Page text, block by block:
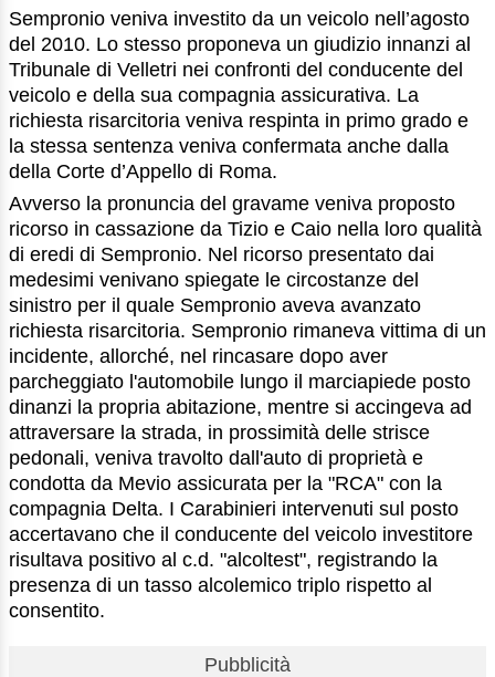
Sempronio veniva investito da un veicolo nell’agosto
del 2010. Lo stesso proponeva un giudizio innanzi al
Tribunale di Velletri nei confronti del conducente del
veicolo e della sua compagnia assicurativa. La
richiesta risarcitoria veniva respinta in primo grado e
la stessa sentenza veniva confermata anche dalla
della Corte d’Appello di Roma.
Avverso la pronuncia del gravame veniva proposto
ricorso in cassazione da Tizio e Caio nella loro qualità
di eredi di Sempronio. Nel ricorso presentato dai
medesimi venivano spiegate le circostanze del
sinistro per il quale Sempronio aveva avanzato
richiesta risarcitoria. Sempronio rimaneva vittima di un
incidente, allorché, nel rincasare dopo aver
parcheggiato l'automobile lungo il marciapiede posto
dinanzi la propria abitazione, mentre si accingeva ad
attraversare la strada, in prossimità delle strisce
pedonali, veniva travolto dall'auto di proprietà e
condotta da Mevio assicurata per la "RCA" con la
compagnia Delta. I Carabinieri intervenuti sul posto
accertavano che il conducente del veicolo investitore
risultava positivo al c.d. "alcoltest", registrando la
presenza di un tasso alcolemico triplo rispetto al
consentito.
Pubblicità